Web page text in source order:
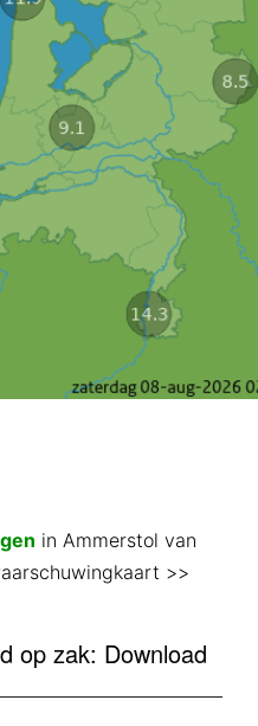
in Ammerstol van
>>
op zak: Download